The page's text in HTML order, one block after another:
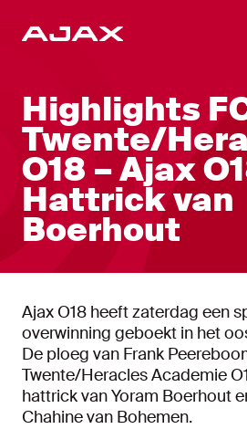
Highlights
Twente/
O18 – Ajax
Hattrick van
Boerhout
Ajax O18 heeft zaterdag een
overwinning geboekt in het
De ploeg van Frank
Twente/Heracles Academie
hattrick van Yoram Boerhout
Chahine van Bohemen.